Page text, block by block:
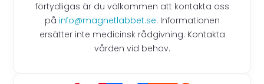
förtydligas är du välkommen att kontakta oss
på info@magnetlabbet.se. Informationen
ersätter inte medicinsk rådgivning. Kontakta
vården vid behov.